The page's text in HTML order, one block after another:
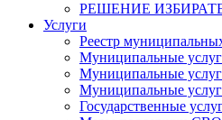
РЕШЕНИЕ
Услуги
Реестр
Муниципальные
Муниципальные
Муниципальные
Государственные